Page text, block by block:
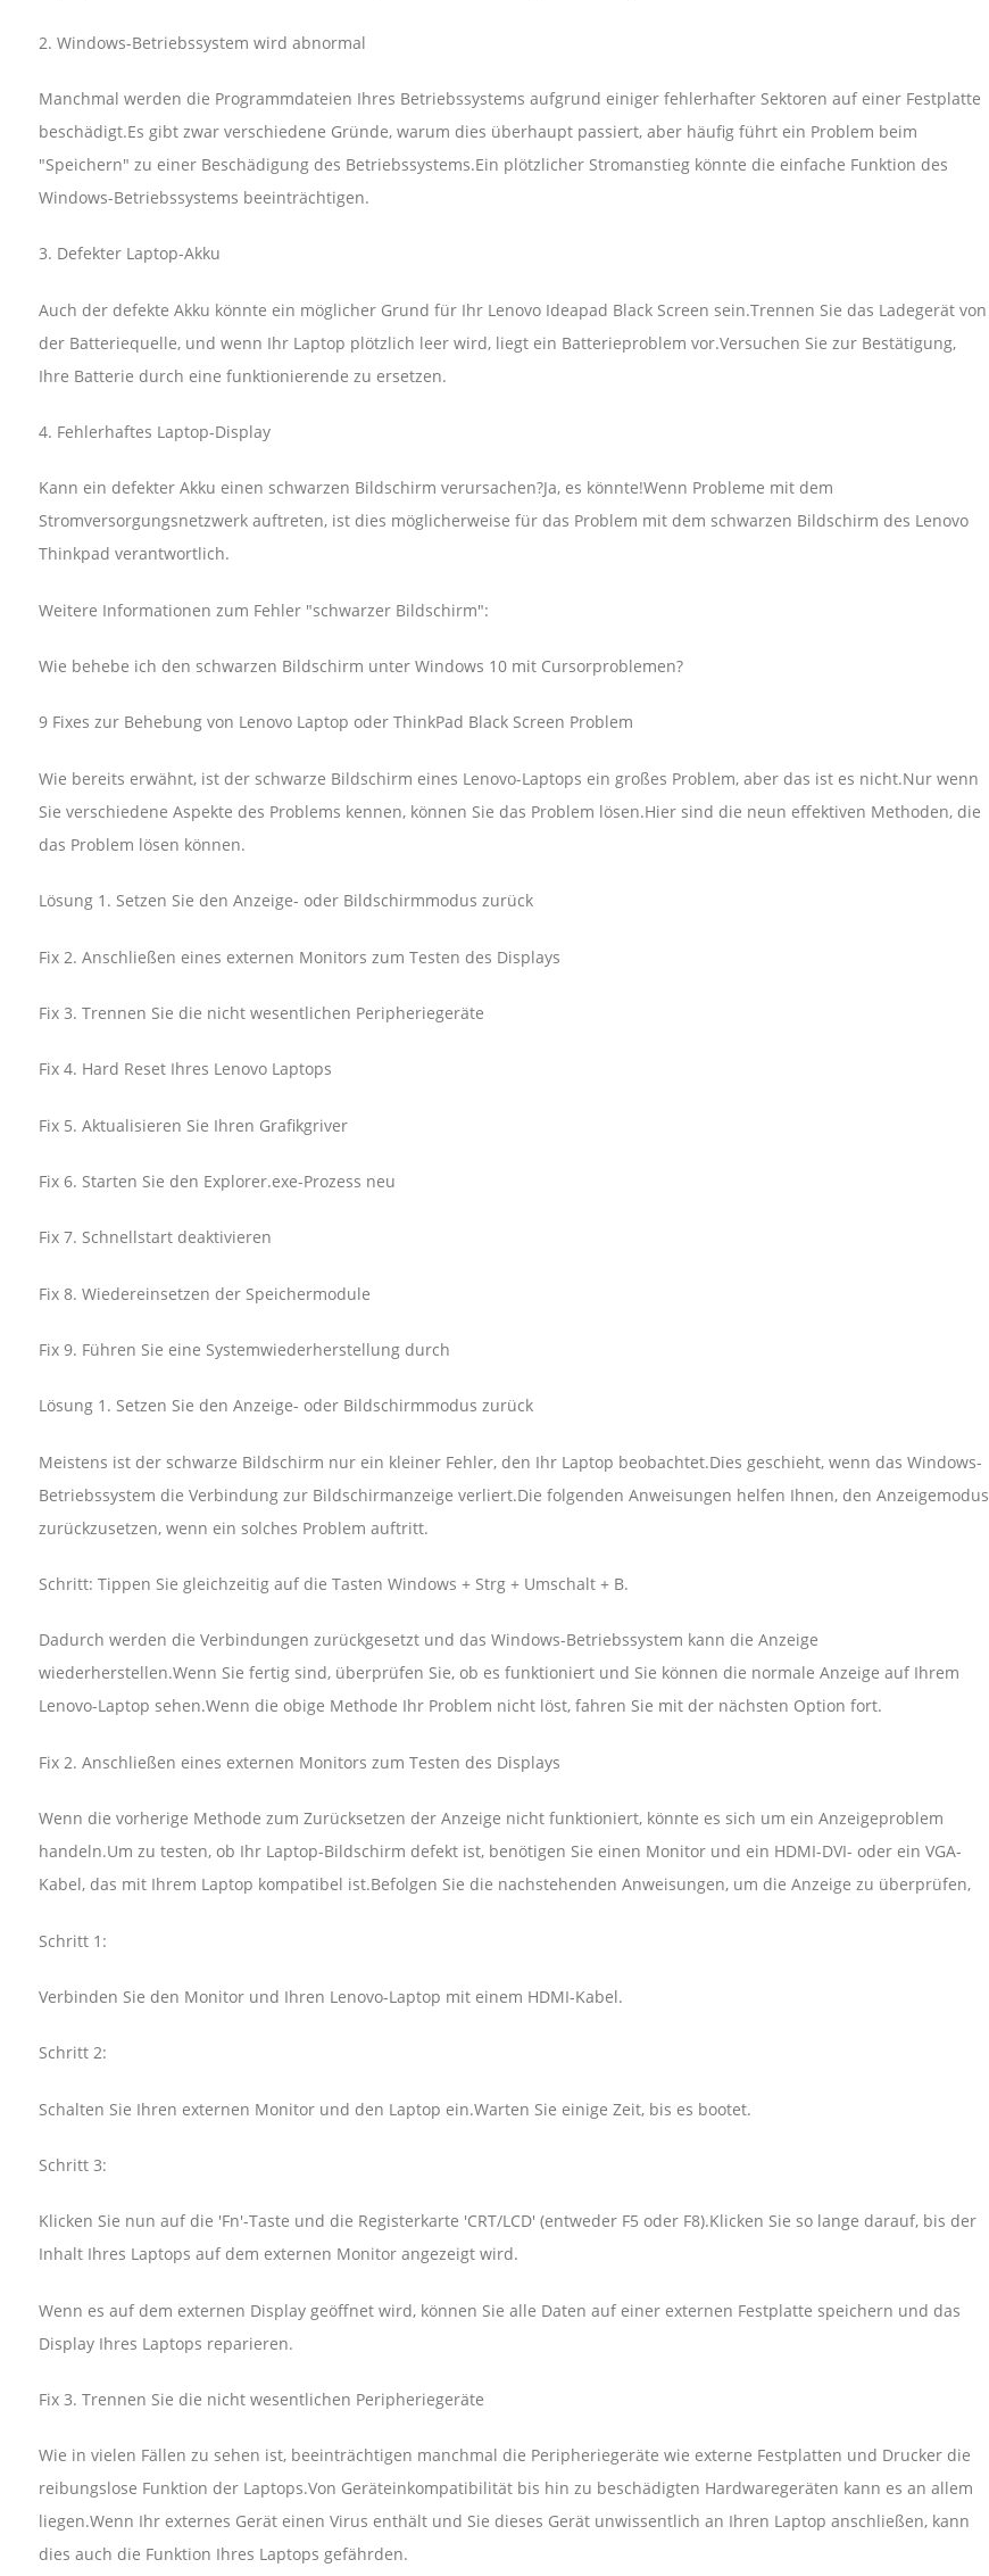
2. Windows-Betriebssystem wird abnormal
Manchmal werden die Programmdateien Ihres Betriebssystems aufgrund einiger fehlerhafter Sektoren auf einer Festplatte
beschädigt.Es gibt zwar verschiedene Gründe, warum dies überhaupt passiert, aber häufig führt ein Problem beim
"Speichern" zu einer Beschädigung des Betriebssystems.Ein plötzlicher Stromanstieg könnte die einfache Funktion des
Windows-Betriebssystems beeinträchtigen.
3. Defekter Laptop-Akku
Auch der defekte Akku könnte ein möglicher Grund für Ihr Lenovo Ideapad Black Screen sein.Trennen Sie das Ladegerät von
der Batteriequelle, und wenn Ihr Laptop plötzlich leer wird, liegt ein Batterieproblem vor.Versuchen Sie zur Bestätigung,
Ihre Batterie durch eine funktionierende zu ersetzen.
4. Fehlerhaftes Laptop-Display
Kann ein defekter Akku einen schwarzen Bildschirm verursachen?Ja, es könnte!Wenn Probleme mit dem
Stromversorgungsnetzwerk auftreten, ist dies möglicherweise für das Problem mit dem schwarzen Bildschirm des Lenovo
Thinkpad verantwortlich.
Weitere Informationen zum Fehler "schwarzer Bildschirm":
Wie behebe ich den schwarzen Bildschirm unter Windows 10 mit Cursorproblemen?
9 Fixes zur Behebung von Lenovo Laptop oder ThinkPad Black Screen Problem
Wie bereits erwähnt, ist der schwarze Bildschirm eines Lenovo-Laptops ein großes Problem, aber das ist es nicht.Nur wenn
Sie verschiedene Aspekte des Problems kennen, können Sie das Problem lösen.Hier sind die neun effektiven Methoden, die
das Problem lösen können.
Lösung 1. Setzen Sie den Anzeige- oder Bildschirmmodus zurück
Fix 2. Anschließen eines externen Monitors zum Testen des Displays
Fix 3. Trennen Sie die nicht wesentlichen Peripheriegeräte
Fix 4. Hard Reset Ihres Lenovo Laptops
Fix 5. Aktualisieren Sie Ihren Grafikgriver
Fix 6. Starten Sie den Explorer.exe-Prozess neu
Fix 7. Schnellstart deaktivieren
Fix 8. Wiedereinsetzen der Speichermodule
Fix 9. Führen Sie eine Systemwiederherstellung durch
Lösung 1. Setzen Sie den Anzeige- oder Bildschirmmodus zurück
Meistens ist der schwarze Bildschirm nur ein kleiner Fehler, den Ihr Laptop beobachtet.Dies geschieht, wenn das Windows-
Betriebssystem die Verbindung zur Bildschirmanzeige verliert.Die folgenden Anweisungen helfen Ihnen, den Anzeigemodus
zurückzusetzen, wenn ein solches Problem auftritt.
Schritt: Tippen Sie gleichzeitig auf die Tasten Windows + Strg + Umschalt + B.
Dadurch werden die Verbindungen zurückgesetzt und das Windows-Betriebssystem kann die Anzeige
wiederherstellen.Wenn Sie fertig sind, überprüfen Sie, ob es funktioniert und Sie können die normale Anzeige auf Ihrem
Lenovo-Laptop sehen.Wenn die obige Methode Ihr Problem nicht löst, fahren Sie mit der nächsten Option fort.
Fix 2. Anschließen eines externen Monitors zum Testen des Displays
Wenn die vorherige Methode zum Zurücksetzen der Anzeige nicht funktioniert, könnte es sich um ein Anzeigeproblem
handeln.Um zu testen, ob Ihr Laptop-Bildschirm defekt ist, benötigen Sie einen Monitor und ein HDMI-DVI- oder ein VGA-
Kabel, das mit Ihrem Laptop kompatibel ist.Befolgen Sie die nachstehenden Anweisungen, um die Anzeige zu überprüfen,
Schritt 1:
Verbinden Sie den Monitor und Ihren Lenovo-Laptop mit einem HDMI-Kabel.
Schritt 2:
Schalten Sie Ihren externen Monitor und den Laptop ein.Warten Sie einige Zeit, bis es bootet.
Schritt 3:
Klicken Sie nun auf die 'Fn'-Taste und die Registerkarte 'CRT/LCD' (entweder F5 oder F8).Klicken Sie so lange darauf, bis der
Inhalt Ihres Laptops auf dem externen Monitor angezeigt wird.
Wenn es auf dem externen Display geöffnet wird, können Sie alle Daten auf einer externen Festplatte speichern und das
Display Ihres Laptops reparieren.
Fix 3. Trennen Sie die nicht wesentlichen Peripheriegeräte
Wie in vielen Fällen zu sehen ist, beeinträchtigen manchmal die Peripheriegeräte wie externe Festplatten und Drucker die
reibungslose Funktion der Laptops.Von Geräteinkompatibilität bis hin zu beschädigten Hardwaregeräten kann es an allem
liegen.Wenn Ihr externes Gerät einen Virus enthält und Sie dieses Gerät unwissentlich an Ihren Laptop anschließen, kann
dies auch die Funktion Ihres Laptops gefährden.